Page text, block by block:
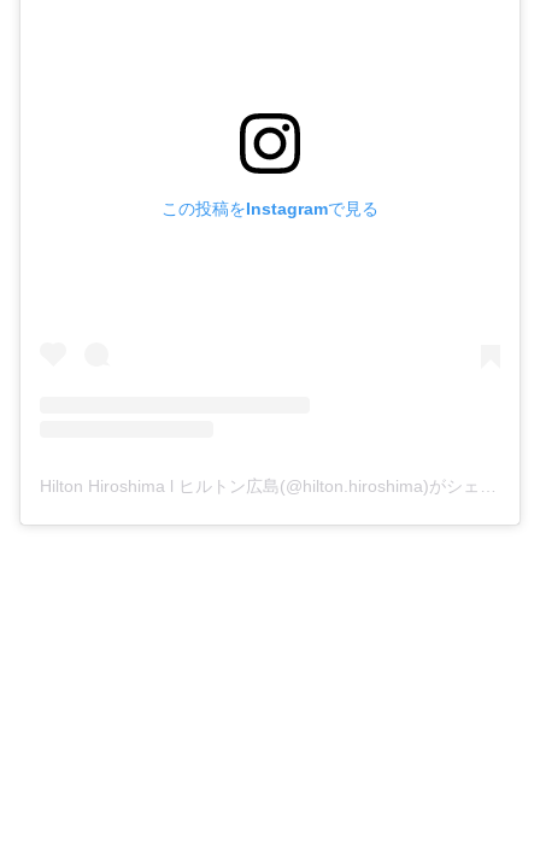
この投稿をInstagramで見る